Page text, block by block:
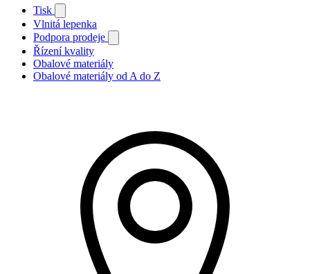
Tisk
Vlnitá lepenka
Podpora prodeje
Řízení kvality
Obalové materiály
Obalové materiály od A do Z